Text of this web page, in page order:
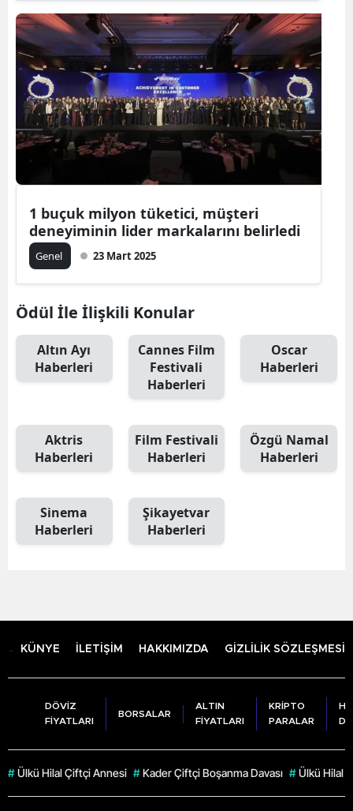
1 buçuk milyon tüketici, müşteri
deneyiminin lider markalarını belirledi
Genel 23 Mart 2025
Ödül İle İlişkili Konular
Altın Ayı
Haberleri
Cannes Film
Festivali
Haberleri
Oscar
Haberleri
Aktris
Haberleri
Film Festivali
Haberleri
Özgü Namal
Haberleri
Sinema
Haberleri
Şikayetvar
Haberleri
KÜNYE İLETİŞİM HAKKIMIZDA GİZLİLİK SÖZLEŞMESİ
DÖVİZ
FİYATLARI
BORSALAR
ALTIN
FİYATLARI
KRİPTO
PARALAR
# Ülkü Hilal Çiftçi Annesi # Kader Çiftçi Boşanma Davası # Ülkü Hilal